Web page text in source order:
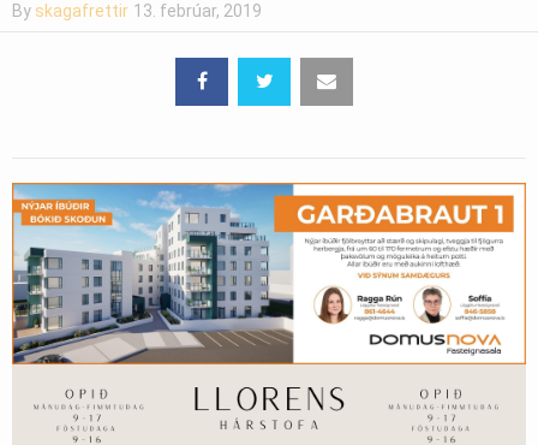
By skagafrettir 13. febrúar, 2019